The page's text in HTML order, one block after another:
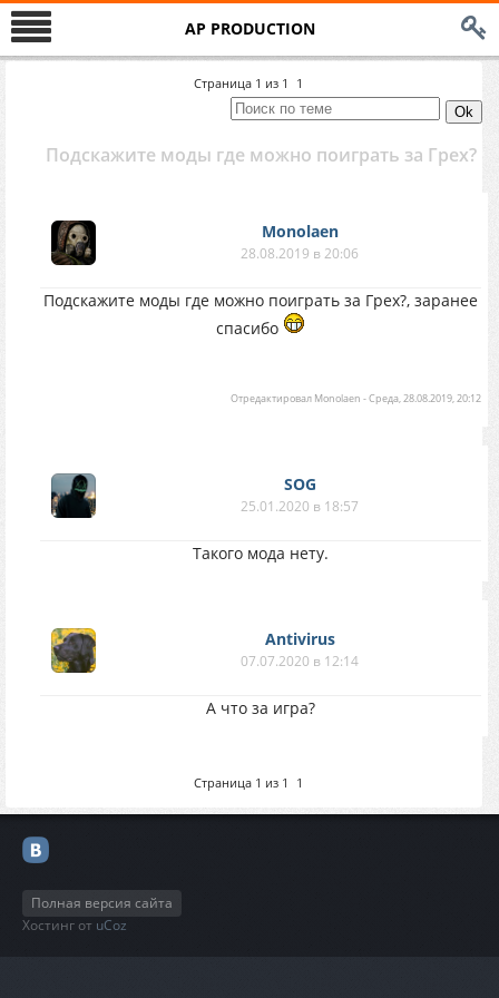
AP PRODUCTION
Страница 1 из 1 1
Подскажите моды где можно поиграть за Грех?
Monolaen
28.08.2019 в 20:06
Подскажите моды где можно поиграть за Грех?, заранее
спасибо
Отредактировал Monolaen -Среда, 28.08.2019, 20:12
SOG
25.01.2020 в 18:57
Такого мода нету.
Antivirus
07.07.2020 в 12:14
А что за игра?
Страница 1 из 1 1
Полная версия сайта
Хостинг от uCoz